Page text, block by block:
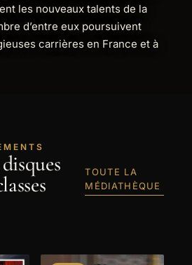
les nouveaux talents de la
d’entre eux poursuivent
carrières en France et à
TOUTE LA
MÉDIATHÈQUE